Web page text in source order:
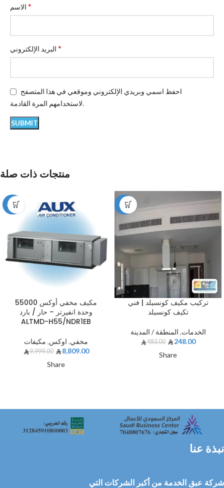
*
*
احفظ اسمي وبريدي الإلكتروني وموقعي في هذا المتصفح
لاستخدامهم المرة القادمة.
منتجات ذات صلة
-12%
مكيف مخفي أوكس 55000
وحدة انفيرتر – حار / بارد
ALTMD-H55/NDR1EB
مخفي, اوكس, مكيفات
9,999.00
8,809.00
Share
-49%
تركيب مكيف كونسيلد | فني
تكيف كونسيلد
الخدمات, المنطقة / المدينة
483.00
248.00
Share
نبذة عنا
شركة عبق الخدمة من أكبر الشركات التي